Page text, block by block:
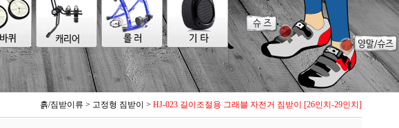
흙/짐받이류 > 고정형 짐받이 > HJ-023 길이조절용 그래블 자전거 짐받이 [26인치-29인치]